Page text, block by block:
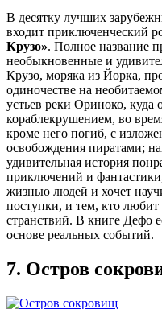
В десятку лучших
входит приключенческий
Крузо». Полное название
необыкновенные и
Крузо, моряка из Йорка,
одиночестве на
устьев реки Ориноко,
кораблекрушением, во
кроме него погиб, с
освобождения пиратами;
удивительная история
приключений и
жизнью людей и хочет
поступки, и тем, кто
странствий. В книге Дефо
основе реальных событий.
7. Остров